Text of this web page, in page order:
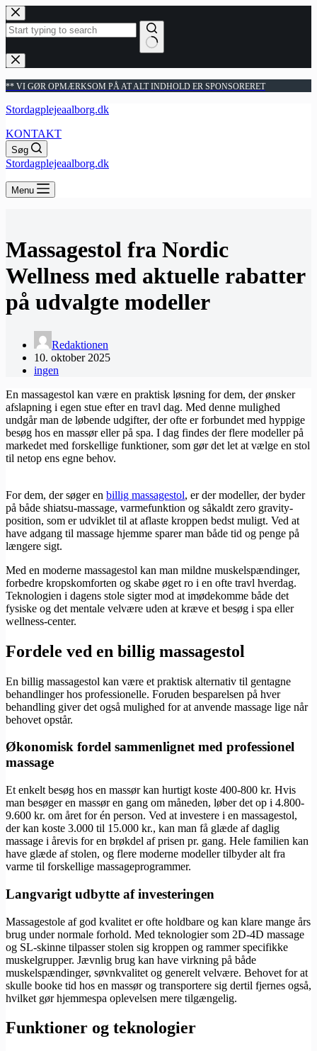
Fortsæt
til
indhold
Ingen
resultater
** VI GØR OPMÆRKSOM PÅ AT ALT INDHOLD ER SPONSORERET
Stordagplejeaalborg.dk
KONTAKT
Søg
Stordagplejeaalborg.dk
Menu
Massagestol fra Nordic
Wellness med aktuelle rabatter
på udvalgte modeller
Redaktionen
10. oktober 2025
ingen
En massagestol kan være en praktisk løsning for dem, der ønsker
afslapning i egen stue efter en travl dag. Med denne mulighed
undgår man de løbende udgifter, der ofte er forbundet med hyppige
besøg hos en massør eller på spa. I dag findes der flere modeller på
markedet med forskellige funktioner, som gør det let at vælge en stol
til netop ens egne behov.
For dem, der søger en billig massagestol, er der modeller, der byder
på både shiatsu-massage, varmefunktion og såkaldt zero gravity-
position, som er udviklet til at aflaste kroppen bedst muligt. Ved at
have adgang til massage hjemme sparer man både tid og penge på
længere sigt.
Med en moderne massagestol kan man mildne muskelspændinger,
forbedre kropskomforten og skabe øget ro i en ofte travl hverdag.
Teknologien i dagens stole sigter mod at imødekomme både det
fysiske og det mentale velvære uden at kræve et besøg i spa eller
wellness-center.
Fordele ved en billig massagestol
En billig massagestol kan være et praktisk alternativ til gentagne
behandlinger hos professionelle. Foruden besparelsen på hver
behandling giver det også mulighed for at anvende massage lige når
behovet opstår.
Økonomisk fordel sammenlignet med professionel
massage
Et enkelt besøg hos en massør kan hurtigt koste 400-800 kr. Hvis
man besøger en massør en gang om måneden, løber det op i 4.800-
9.600 kr. om året for én person. Ved at investere i en massagestol,
der kan koste 3.000 til 15.000 kr., kan man få glæde af daglig
massage i årevis for en brøkdel af prisen pr. gang. Hele familien kan
have glæde af stolen, og flere moderne modeller tilbyder alt fra
varme til forskellige massageprogrammer.
Langvarigt udbytte af investeringen
Massagestole af god kvalitet er ofte holdbare og kan klare mange års
brug under normale forhold. Med teknologier som 2D-4D massage
og SL-skinne tilpasser stolen sig kroppen og rammer specifikke
muskelgrupper. Jævnlig brug kan have virkning på både
muskelspændinger, søvnkvalitet og generelt velvære. Behovet for at
skulle booke tid hos en massør og transportere sig dertil fjernes også,
hvilket gør hjemmespa oplevelsen mere tilgængelig.
Funktioner og teknologier